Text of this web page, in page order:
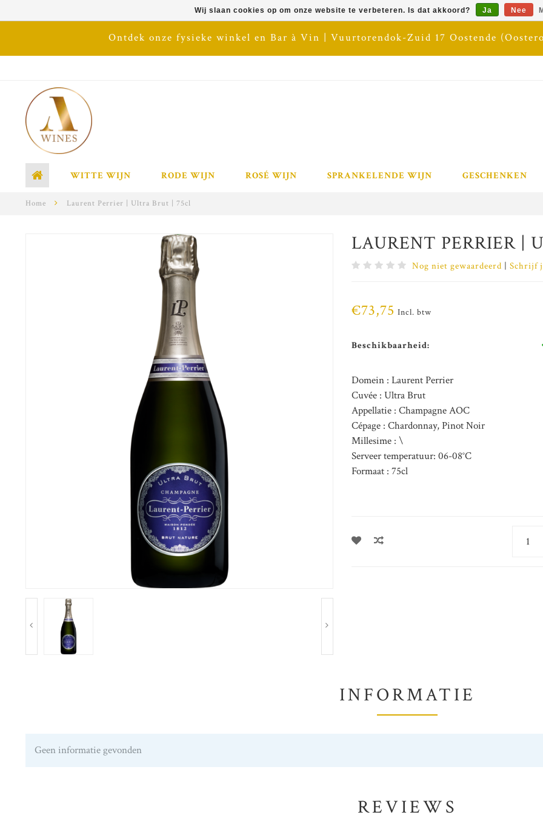
Ontdek onze fysieke winkel en Bar à Vin | Vuurtorendok-Zuid 17 Oostende
WITTE WIJN RODE WIJN ROSÉ WIJN SPRANKELENDE WIJN GESCHENKEN
Home Laurent Perrier | Ultra Brut | 75cl
LAURENT PERRIER |
Nog niet gewaardeerd | Schrijf
€73,75 Incl. btw
Beschikbaarheid:
Domein : Laurent Perrier
Cuvée : Ultra Brut
Appellatie : Champagne AOC
Cépage : Chardonnay, Pinot Noir
Millesime : \
Serveer temperatuur: 06-08°C
Formaat : 75cl
INFORMATIE
Geen informatie gevonden
REVIEWS
Wij slaan cookies op om onze website te verbeteren. Is dat akkoord? Ja Nee